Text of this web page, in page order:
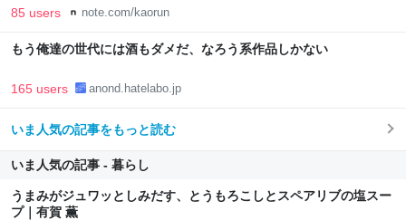
85 users note.com/kaorun
もう俺達の世代には酒もダメだ、なろう系作品しかない
165 users anond.hatelabo.jp
いま人気の記事をもっと読む
いま人気の記事 - 暮らし
うまみがジュワッとしみだす、とうもろこしとスペアリブの塩スー
プ｜有賀 薫